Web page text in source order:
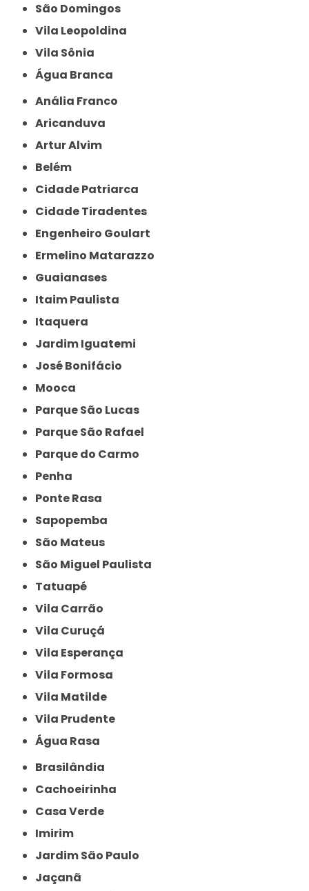
São Domingos
Vila Leopoldina
Vila Sônia
Água Branca
Anália Franco
Aricanduva
Artur Alvim
Belém
Cidade Patriarca
Cidade Tiradentes
Engenheiro Goulart
Ermelino Matarazzo
Guaianases
Itaim Paulista
Itaquera
Jardim Iguatemi
José Bonifácio
Mooca
Parque São Lucas
Parque São Rafael
Parque do Carmo
Penha
Ponte Rasa
Sapopemba
São Mateus
São Miguel Paulista
Tatuapé
Vila Carrão
Vila Curuçá
Vila Esperança
Vila Formosa
Vila Matilde
Vila Prudente
Água Rasa
Brasilândia
Cachoeirinha
Casa Verde
Imirim
Jardim São Paulo
Jaçanã